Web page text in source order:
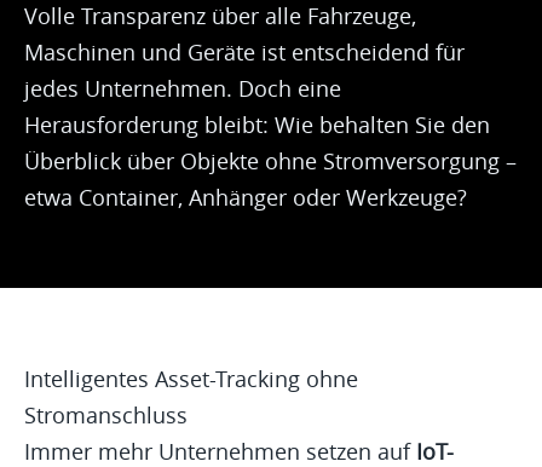
Volle Transparenz über alle Fahrzeuge,
Maschinen und Geräte ist entscheidend für
jedes Unternehmen. Doch eine
Herausforderung bleibt: Wie behalten Sie den
Überblick über Objekte ohne Stromversorgung –
etwa Container, Anhänger oder Werkzeuge?
Intelligentes Asset-Tracking ohne
Stromanschluss
Immer mehr Unternehmen setzen auf IoT-